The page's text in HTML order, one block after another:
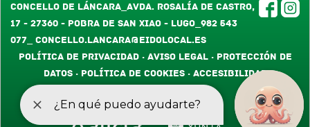
Concello de Láncara_Avda. Rosalía de Castro,
17 - 27360 - Pobra de San Xiao - Lugo_982 543
077_concello.lancara@eidolocal.es
Política de Privacidad · Aviso Legal · Protección de
Datos· Política de cookies· Accesibilidad